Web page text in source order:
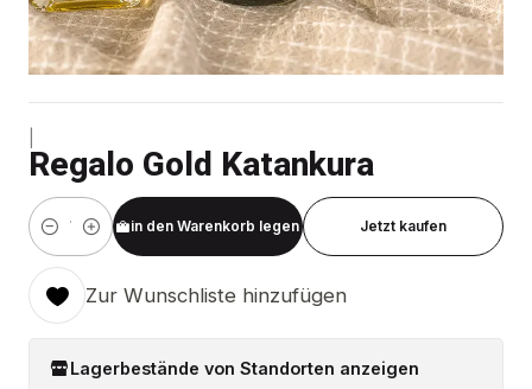
Regalo Gold Katankura
Menge
in den Warenkorb legen Jetzt kaufen
Zur Wunschliste hinzufügen
Lagerbestände von Standorten anzeigen